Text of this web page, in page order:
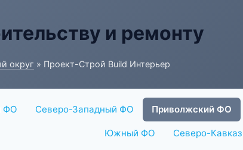
и ремонту
округ » Проект-Строй Build Интерьер
ФО Северо-Западный ФО Приволжский ФО
Южный ФО Северо-